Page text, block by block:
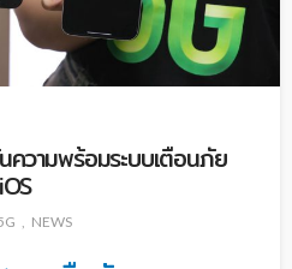
วามพร้อมระบบเตือนภัย
NEWS